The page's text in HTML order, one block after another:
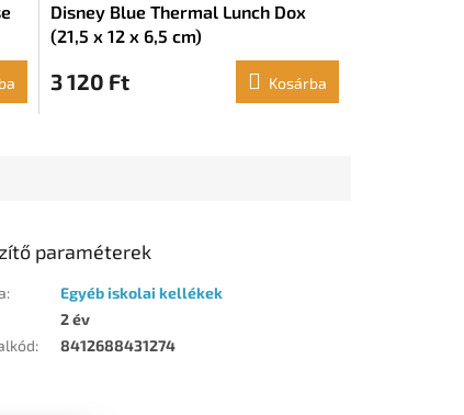
Disney Blue Thermal Lunch Dox
(21,5 x 12 x 6,5 cm)
3 120 Ft Kosárba
paraméterek
:
Egyéb iskolai kellékek
2 év
: 8412688431274